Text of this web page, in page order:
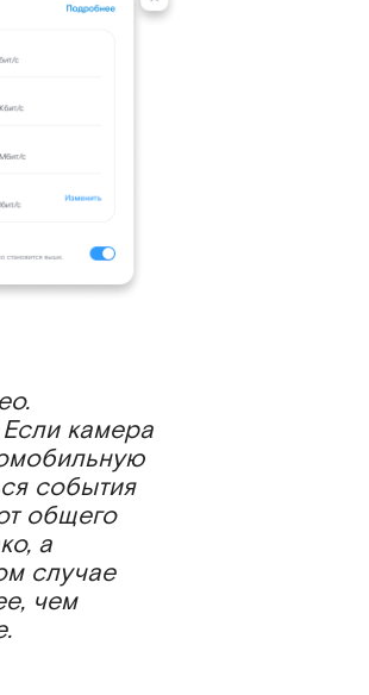
камера
события
общего
а
случае
чем